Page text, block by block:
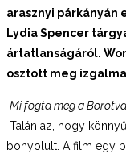
arasznyi párkányán
Lydia Spencer
ártatlanságáról.
osztott meg
Mi fogta meg a
Talán az, hogy
bonyolult. A film egy